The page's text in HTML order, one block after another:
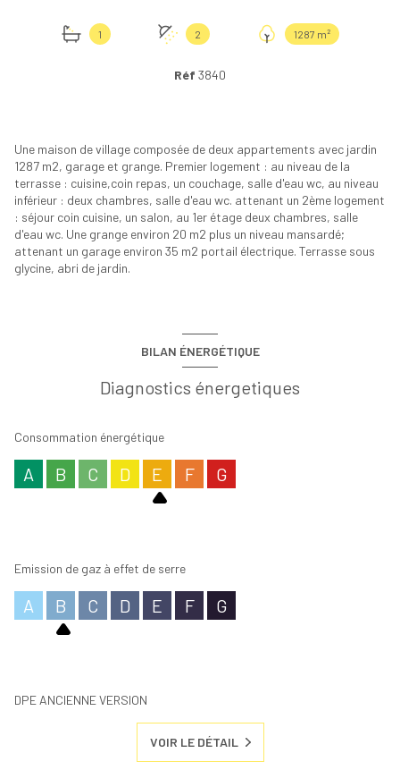
1 2 1287 m²
Réf 3840
Une maison de village composée de deux appartements avec jardin
1287 m2, garage et grange. Premier logement : au niveau de la
terrasse : cuisine,coin repas, un couchage, salle d'eau wc, au niveau
inférieur : deux chambres, salle d'eau wc. attenant un 2ème logement
: séjour coin cuisine, un salon, au 1er étage deux chambres, salle
d'eau wc. Une grange environ 20 m2 plus un niveau mansardé;
attenant un garage environ 35 m2 portail électrique. Terrasse sous
glycine, abri de jardin.
BILAN ÉNERGÉTIQUE
Diagnostics énergetiques
Consommation énergétique
A B C D E F G
Emission de gaz à effet de serre
A B C D E F G
DPE ANCIENNE VERSION
VOIR LE DÉTAIL